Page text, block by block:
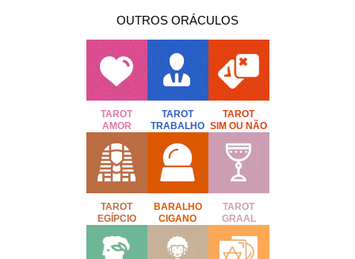
OUTROS ORÁCULOS
TAROT
AMOR
TAROT
TRABALHO
TAROT
SIM OU NÃO
TAROT
EGÍPCIO
BARALHO
CIGANO
TAROT
GRAAL